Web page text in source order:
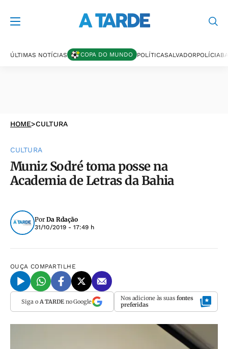
ÚLTIMAS NOTÍCIAS COPA DO MUNDO POLÍTICASALVADORPOLÍCIA
HOME>CULTURA
CULTURA
Muniz Sodré toma posse na
Academia de Letras da Bahia
Por Da Rdação
31/10/2019 - 17:49 h
OUÇA COMPARTILHE
Siga o A TARDEno Google Nos adicione às suas fontes
preferidas